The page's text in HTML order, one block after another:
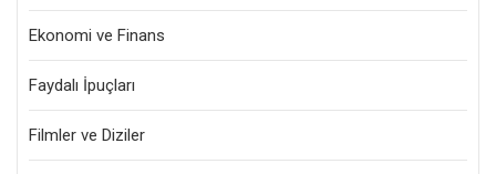
Ekonomi ve Finans
Faydalı İpuçları
Filmler ve Diziler